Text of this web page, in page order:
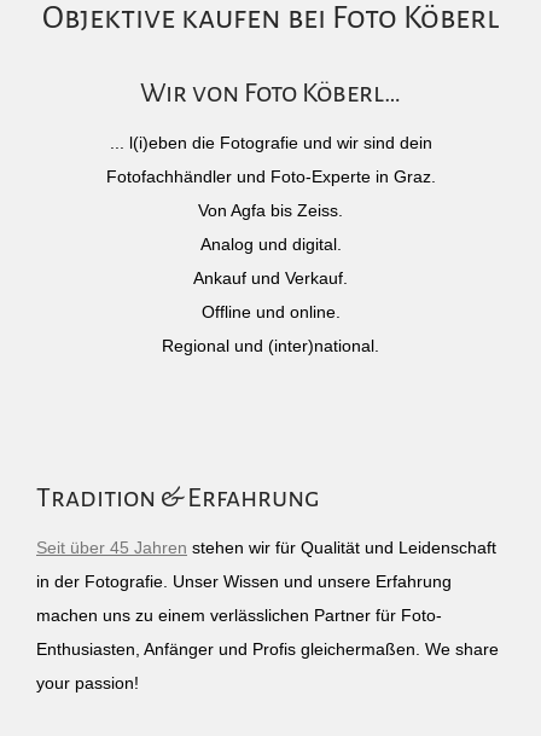
Objektive kaufen bei Foto Köberl
Wir von Foto Köberl…
... l(i)eben die Fotografie und wir sind dein
Fotofachhändler und Foto-Experte in Graz.
Von Agfa bis Zeiss.
Analog und digital.
Ankauf und Verkauf.
Offline und online.
Regional und (inter)national.
Tradition & Erfahrung
Seit über 45 Jahren stehen wir für Qualität und Leidenschaft
in der Fotografie. Unser Wissen und unsere Erfahrung
machen uns zu einem verlässlichen Partner für Foto-
Enthusiasten, Anfänger und Profis gleichermaßen. We share
your passion!